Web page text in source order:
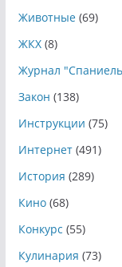
Животные(69)
ЖКХ(8)
Журнал
Закон (138)
Инструкции (75)
Интернет(491)
История (289)
Кино(68)
Конкурс (55)
Кулинария (73)